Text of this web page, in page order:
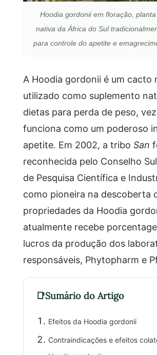
Hoodia gordonii em floração,
nativa da África do Sul
para controle do apetite e
A Hoodia gordonii é um cacto
utilizado como suplemento
dietas para perda de peso,
funciona como um poderoso
apetite. Em 2002, a tribo San
reconhecida pelo Conselho
de Pesquisa Científica e
como pioneira na descoberta
propriedades da Hoodia
atualmente recebe
lucros da produção dos
responsáveis, Phytopharm e
Sumário do Artigo
Efeitos da Hoodia gordonii
Contraindicações e efeitos